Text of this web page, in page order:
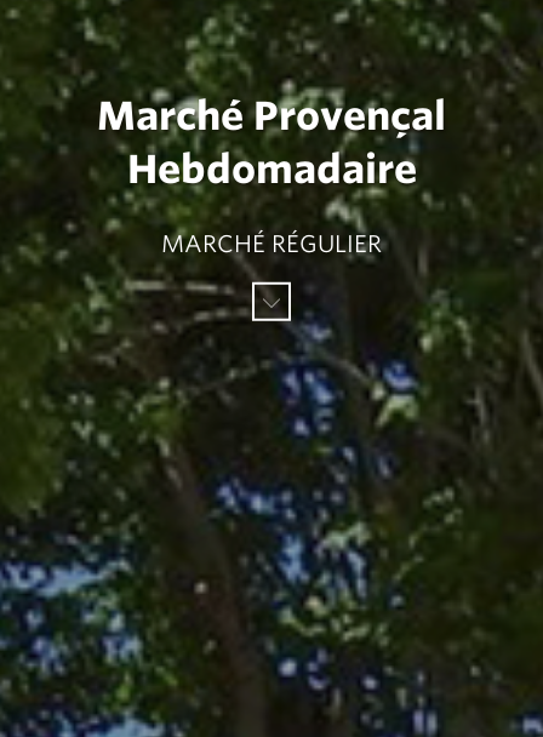
Marché Provençal
Hebdomadaire
MARCHÉ RÉGULIER